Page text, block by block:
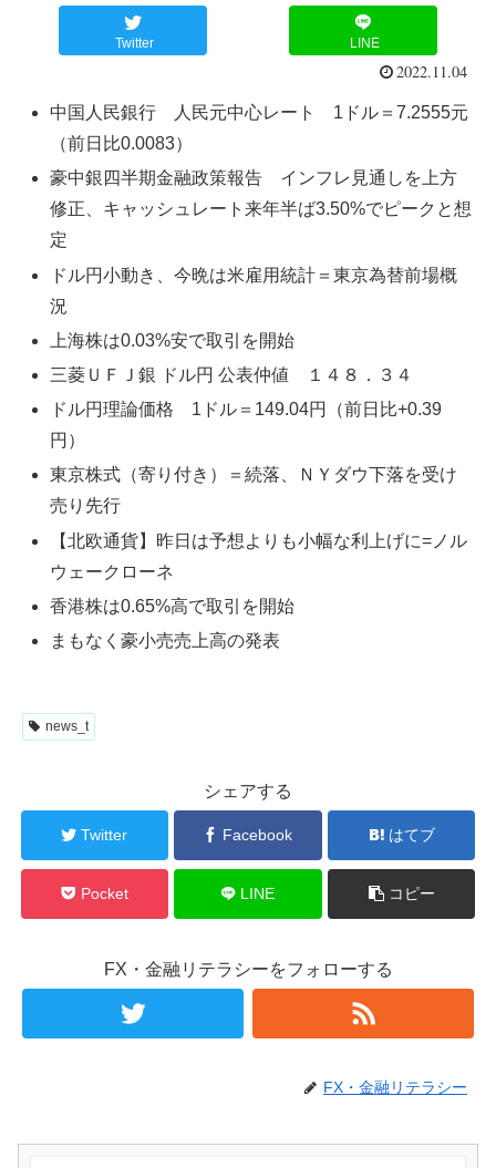
Twitter LINE
2022.11.04
中国人民銀行 人民元中心レート 1ドル＝7.2555元
（前日比0.0083）
豪中銀四半期金融政策報告 インフレ見通しを上方
修正、キャッシュレート来年半ば3.50%でピークと想
定
ドル円小動き、今晩は米雇用統計＝東京為替前場概
況
上海株は0.03%安で取引を開始
三菱ＵＦＪ銀 ドル円 公表仲値 １４８．３４
ドル円理論価格 1ドル＝149.04円（前日比+0.39
円）
東京株式（寄り付き）＝続落、ＮＹダウ下落を受け
売り先行
【北欧通貨】昨日は予想よりも小幅な利上げに=ノル
ウェークローネ
香港株は0.65%高で取引を開始
まもなく豪小売売上高の発表
news_t
シェアする
Twitter Facebook はてブ
Pocket LINE コピー
FX・金融リテラシーをフォローする
FX・金融リテラシー